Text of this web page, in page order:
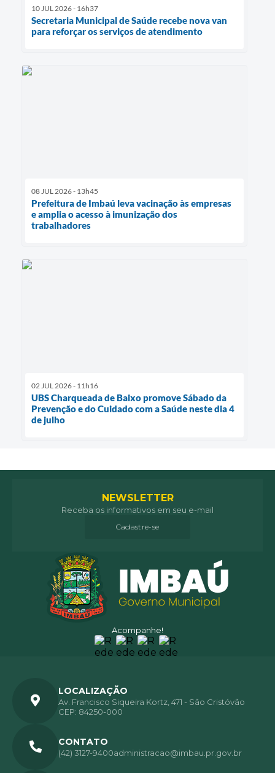
10 JUL 2026 - 16h37
Secretaria Municipal de Saúde recebe nova van
para reforçar os serviços de atendimento
08 JUL 2026 - 13h45
Prefeitura de Imbaú leva vacinação às empresas
e amplia o acesso à imunização dos
trabalhadores
02 JUL 2026 - 11h16
UBS Charqueada de Baixo promove Sábado da
Prevenção e do Cuidado com a Saúde neste dia 4
de julho
Acompanhe!
NEWSLETTER
Receba os informativos em seu e-mail
Cadastre-se
LOCALIZAÇÃO
Av. Francisco Siqueira Kortz, 471 - São Cristóvão
CEP: 84250-000
CONTATO
(42) 3127-9400administracao@imbau.pr.gov.br